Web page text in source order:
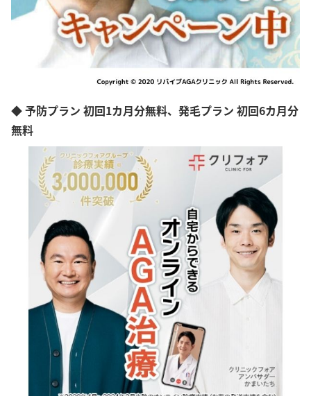
◆ 予防プラン 初回1カ月分無料、発毛プラン 初回6カ月分
無料